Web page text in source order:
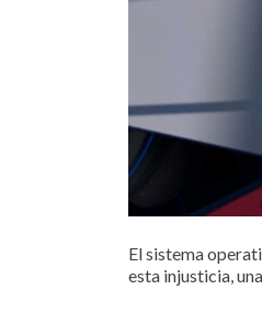
El sistema
esta injusticia,